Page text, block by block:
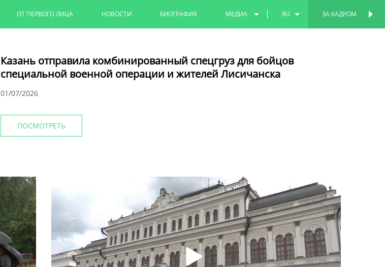
ЗА КАДРОМ
ОТ ПЕРВОГО ЛИЦА НОВОСТИ БИОГРАФИЯ МЕДИА
ВИДЕО
RU
Казань отправила комбинированный спецгруз для бойцов
специальной военной операции и жителей Лисичанска
01/07/2026
ПОСМОТРЕТЬ
ПЕРСОНАЛЬНАЯ